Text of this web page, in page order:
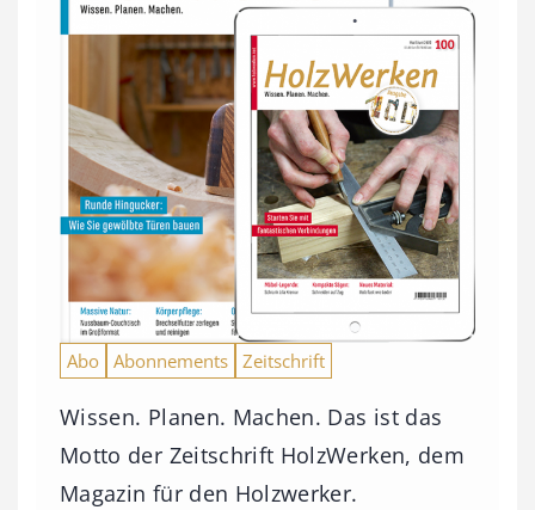
Abo Abonnements Zeitschrift
Wissen. Planen. Machen. Das ist das
Motto der Zeitschrift HolzWerken, dem
Magazin für den Holzwerker.